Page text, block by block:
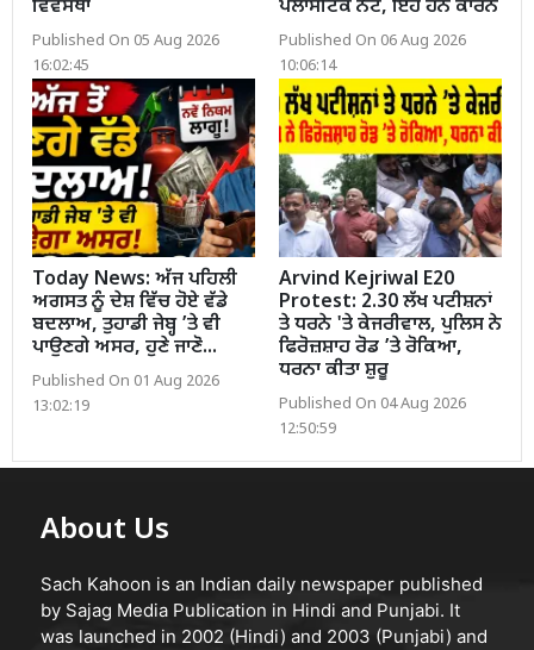
ਵਿਵਸਥਾ
Published On 05 Aug 2026
16:02:45
ਪਲਾਸਟਿਕ ਨੋਟ, ਇਹ ਹਨ ਕਾਰਨ
Published On 06 Aug 2026
10:06:14
Today News: ਅੱਜ ਪਹਿਲੀ
ਅਗਸਤ ਨੂੰ ਦੇਸ਼ ਵਿੱਚ ਹੋਏ ਵੱਡੇ
ਬਦਲਾਅ, ਤੁਹਾਡੀ ਜੇਬ੍ਹ ’ਤੇ ਵੀ
ਪਾਉਣਗੇ ਅਸਰ, ਹੁਣੇ ਜਾਣੋ...
Published On 01 Aug 2026
13:02:19
Arvind Kejriwal E20
Protest: 2.30 ਲੱਖ ਪਟੀਸ਼ਨਾਂ
ਤੇ ਧਰਨੇ 'ਤੇ ਕੇਜਰੀਵਾਲ, ਪੁਲਿਸ ਨੇ
ਫਿਰੋਜ਼ਸ਼ਾਹ ਰੋਡ ’ਤੇ ਰੋਕਿਆ,
ਧਰਨਾ ਕੀਤਾ ਸ਼ੁਰੂ
Published On 04 Aug 2026
12:50:59
About Us
Sach Kahoon is an Indian daily newspaper published
by Sajag Media Publication in Hindi and Punjabi. It
was launched in 2002 (Hindi) and 2003 (Punjabi) and